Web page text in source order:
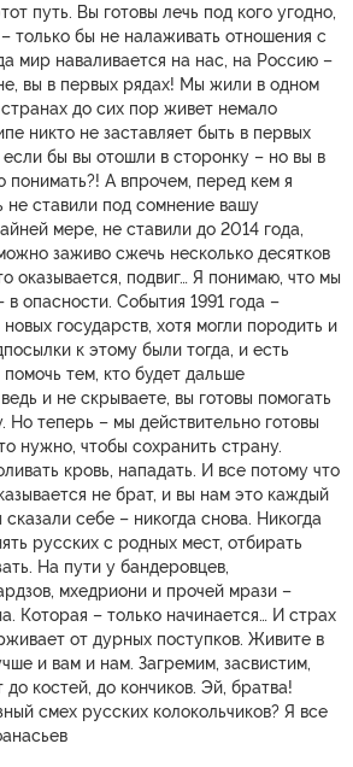
путь. Вы готовы лечь под кого угодно,
только бы не налаживать отношения с
мир наваливается на нас, на Россию –
вы в первых рядах! Мы жили в одном
до сих пор живет немало
никто не заставляет быть в первых
бы вы отошли в сторонку – но вы в
понимать?! А впрочем, перед кем я
ставили под сомнение вашу
мере, не ставили до 2014 года,
заживо сжечь несколько десятков
оказывается, подвиг… Я понимаю, что мы
в опасности. События 1991 года –
государств, хотя могли породить и
к этому были тогда, и есть
тем, кто будет дальше
и не скрываете, вы готовы помогать
теперь – мы действительно готовы
нужно, чтобы сохранить страну.
кровь, нападать. И все потому что
не брат, и вы нам это каждый
себе – никогда снова. Никогда
русских с родных мест, отбирать
На пути у бандеровцев,
мхедриони и прочей мрази –
Которая – только начинается… И страх
от дурных поступков. Живите в
и вам и нам. Загремим, засвистим,
костей, до кончиков. Эй, братва!
смех русских колокольчиков? Я все